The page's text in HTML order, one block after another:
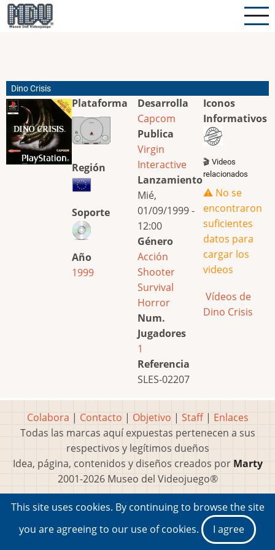
Pasar
al
Dino Crisis
Plataforma
Región
Soporte
Año
1999
Desarrolla
Capcom
Publica
Virgin
Interactive
Lanzamiento
Mié,
01/09/1999 -
12:00
Género
Acción
Shooter
Survival
Horror
Num.
Jugadores
1
Referencia
SLES-02207
Iconos
Informativos
🎬 Videos
relacionados
⚠️ No se
encontraron
suficientes
datos para
cargar los
videos
Vídeos de
Dino Crisis
Colabora | Contacto | Objetivo | Staff| Enlaces
Todas las marcas aquí expuestas pertenecen a sus
respectivos y legítimos dueños
Idea, página, contenidos y diseños creados por Marty
2001-2026 Museo del Videojuego®
This site uses cookies. By continuing to browse the site
you are agreeing to our use of cookies.
I agree